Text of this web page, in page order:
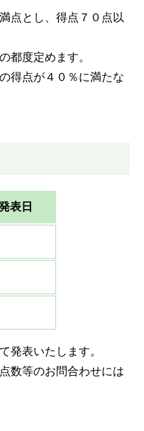
点とし、得点７０点以
都度定めます。
得点が４０％に満たな
表日
発表いたします。
数等のお問合わせには